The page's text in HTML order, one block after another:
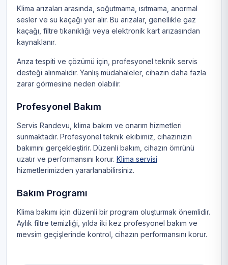
Klima arızaları arasında, soğutmama, ısıtmama, anormal
sesler ve su kaçağı yer alır. Bu arızalar, genellikle gaz
kaçağı, filtre tıkanıklığı veya elektronik kart arızasından
kaynaklanır.
Arıza tespiti ve çözümü için, profesyonel teknik servis
desteği alınmalıdır. Yanlış müdahaleler, cihazın daha fazla
zarar görmesine neden olabilir.
Profesyonel Bakım
Servis Randevu, klima bakım ve onarım hizmetleri
sunmaktadır. Profesyonel teknik ekibimiz, cihazınızın
bakımını gerçekleştirir. Düzenli bakım, cihazın ömrünü
uzatır ve performansını korur. Klima servisi
hizmetlerimizden yararlanabilirsiniz.
Bakım Programı
Klima bakımı için düzenli bir program oluşturmak önemlidir.
Aylık filtre temizliği, yılda iki kez profesyonel bakım ve
mevsim geçişlerinde kontrol, cihazın performansını korur.